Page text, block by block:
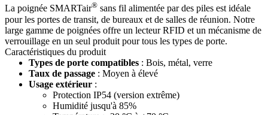
La poignée SMARTair® sans fil alimentée par des piles est idéale
pour les portes de transit, de bureaux et de salles de réunion. Notre
large gamme de poignées offre un lecteur RFID et un mécanisme de
verrouillage en un seul produit pour tous les types de porte.
Caractéristiques du produit
Types de porte compatibles : Bois, métal, verre
Taux de passage : Moyen à élevé
Usage extérieur :
Protection IP54 (version extrême)
Humidité jusqu'à 85%